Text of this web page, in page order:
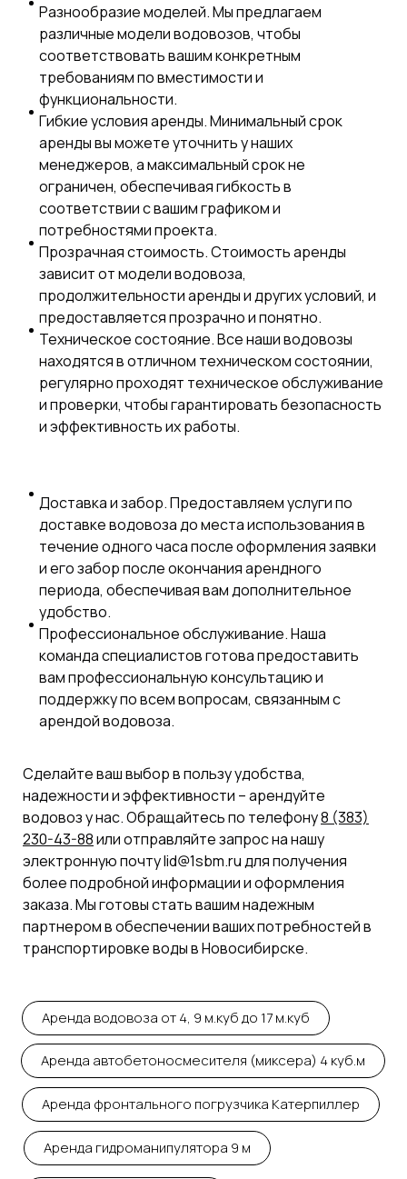
Разнообразие моделей. Мы предлагаем
различные модели водовозов, чтобы
соответствовать вашим конкретным
требованиям по вместимости и
функциональности.
Гибкие условия аренды. Минимальный срок
аренды вы можете уточнить у наших
менеджеров, а максимальный срок не
ограничен, обеспечивая гибкость в
соответствии с вашим графиком и
потребностями проекта.
Прозрачная стоимость. Стоимость аренды
зависит от модели водовоза,
продолжительности аренды и других условий, и
предоставляется прозрачно и понятно.
Техническое состояние. Все наши водовозы
находятся в отличном техническом состоянии,
регулярно проходят техническое обслуживание
и проверки, чтобы гарантировать безопасность
и эффективность их работы.
Доставка и забор. Предоставляем услуги по
доставке водовоза до места использования в
течение одного часа после оформления заявки
и его забор после окончания арендного
периода, обеспечивая вам дополнительное
удобство.
Профессиональное обслуживание. Наша
команда специалистов готова предоставить
вам профессиональную консультацию и
поддержку по всем вопросам, связанным с
арендой водовоза.
Сделайте ваш выбор в пользу удобства,
надежности и эффективности – арендуйте
водовоз у нас. Обращайтесь по телефону8 (383)
230-43-88или отправляйте запрос на нашу
электронную почту lid@1sbm.ru для получения
более подробной информации и оформления
заказа. Мы готовы стать вашим надежным
партнером в обеспечении ваших потребностей в
транспортировке воды в Новосибирске.
Аренда фронтального погрузчика Катерпиллер
Аренда автобетоносмесителя (миксера) 4 куб.м
Аренда гидроманипулятора 9 м
Аренда водовоза от 4, 9 м.куб до 17 м.куб